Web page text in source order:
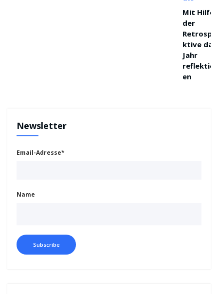
Mit Hilfe
Retrospe
ktive das
reflektier
Newsletter
Email-Adresse*
Name